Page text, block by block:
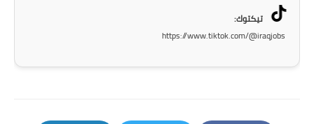
تيكتوك:
https://www.tiktok.com/@iraqjobs